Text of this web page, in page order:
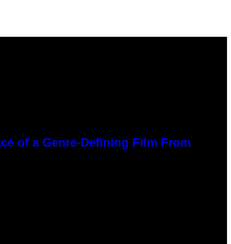
of a Genre-Defining Film From